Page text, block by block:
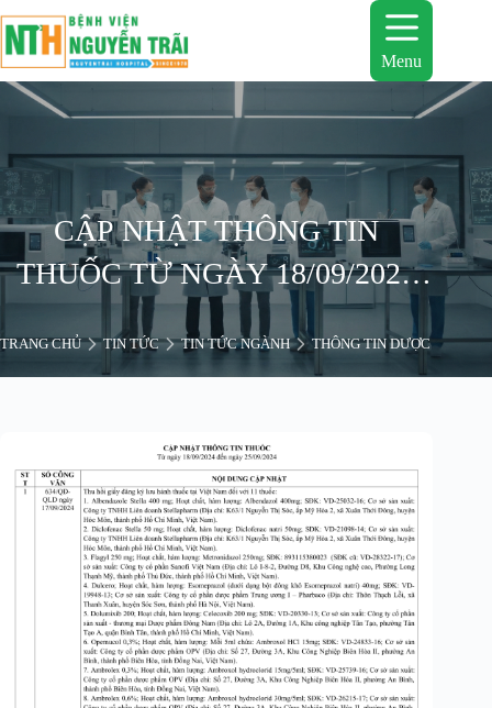
đến
phần
nội
dung
Menu
CẬP NHẬT THÔNG TIN
THUỐC TỪ NGÀY 18/09/2024
ĐẾN NGÀY 25/09/2024
TRANG CHỦ TIN TỨC TIN TỨC NGÀNH THÔNG TIN DƯỢC CẬP